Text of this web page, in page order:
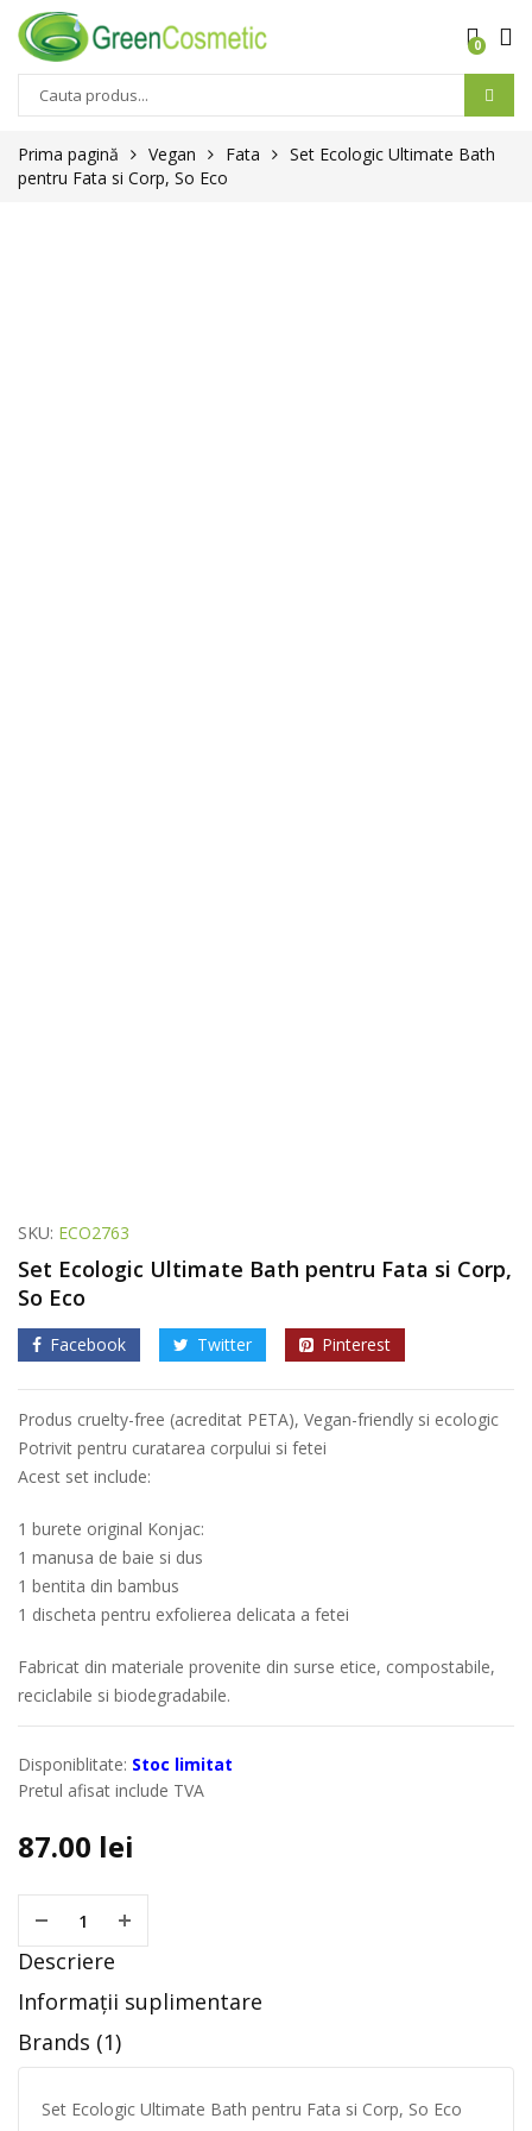
0
Prima pagină Vegan Fata
Set Ecologic Ultimate Bath
pentru Fata si Corp, So Eco
SKU: ECO2763
Set Ecologic Ultimate Bath pentru Fata si Corp,
So Eco
Facebook Twitter Pinterest
Produs cruelty-free (acreditat PETA), Vegan-friendly si ecologic
Potrivit pentru curatarea corpului si fetei
Acest set include:
1 burete original Konjac:
1 manusa de baie si dus
1 bentita din bambus
1 discheta pentru exfolierea delicata a fetei
Fabricat din materiale provenite din surse etice, compostabile,
reciclabile si biodegradabile.
Disponiblitate: Stoc limitat
Pretul afisat include TVA
87.00 lei
Descriere
Informații suplimentare
Brands (1)
Set Ecologic Ultimate Bath pentru Fata si Corp, So Eco